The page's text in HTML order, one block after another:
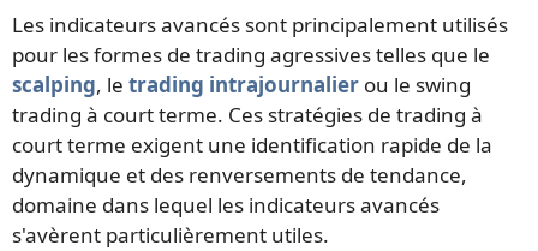
Les indicateurs avancés sont principalement utilisés
pour les formes de trading agressives telles que le
scalping, le trading intrajournalier ou le swing
trading à court terme. Ces stratégies de trading à
court terme exigent une identification rapide de la
dynamique et des renversements de tendance,
domaine dans lequel les indicateurs avancés
s'avèrent particulièrement utiles.